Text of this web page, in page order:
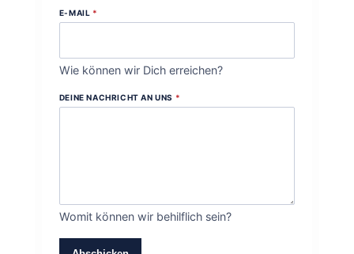
E-MAIL *
Wie können wir Dich erreichen?
DEINE NACHRICHT AN UNS *
Womit können wir behilflich sein?